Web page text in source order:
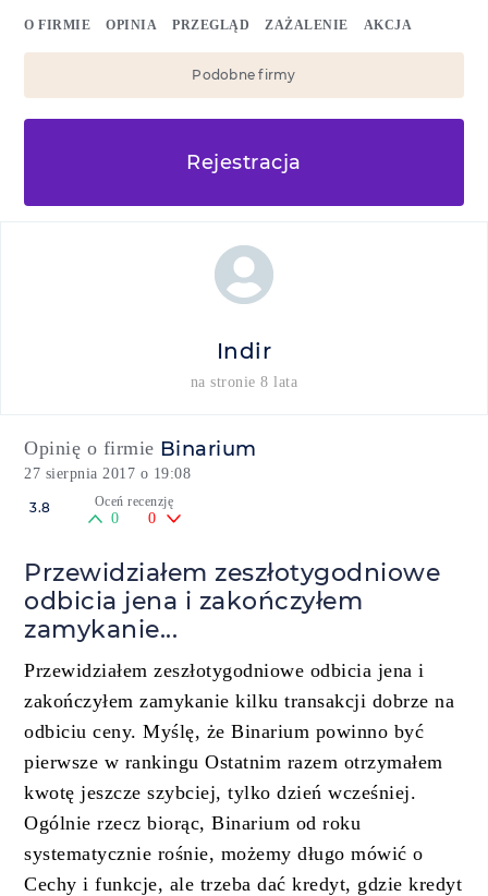
O FIRMIE OPINIA PRZEGLĄD ZAŻALENIE AKCJA
Podobne firmy
Rejestracja
Opinię o firmie Binarium
27 sierpnia 2017 o 19:08
3.8 Oceń recenzję
0 0
Przewidziałem zeszłotygodniowe
odbicia jena i zakończyłem
zamykanie...
Przewidziałem zeszłotygodniowe odbicia jena i
zakończyłem zamykanie kilku transakcji dobrze na
odbiciu ceny. Myślę, że Binarium powinno być
pierwsze w rankingu Ostatnim razem otrzymałem
kwotę jeszcze szybciej, tylko dzień wcześniej.
Ogólnie rzecz biorąc, Binarium od roku
systematycznie rośnie, możemy długo mówić o
Cechy i funkcje, ale trzeba dać kredyt, gdzie kredyt
Indir
na stronie 8 lata